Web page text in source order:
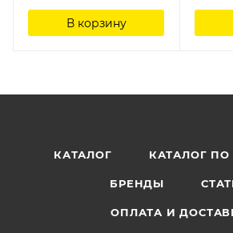
В корзину
КАТАЛОГ КАТАЛОГ
БРЕНДЫ
ОПЛАТА И